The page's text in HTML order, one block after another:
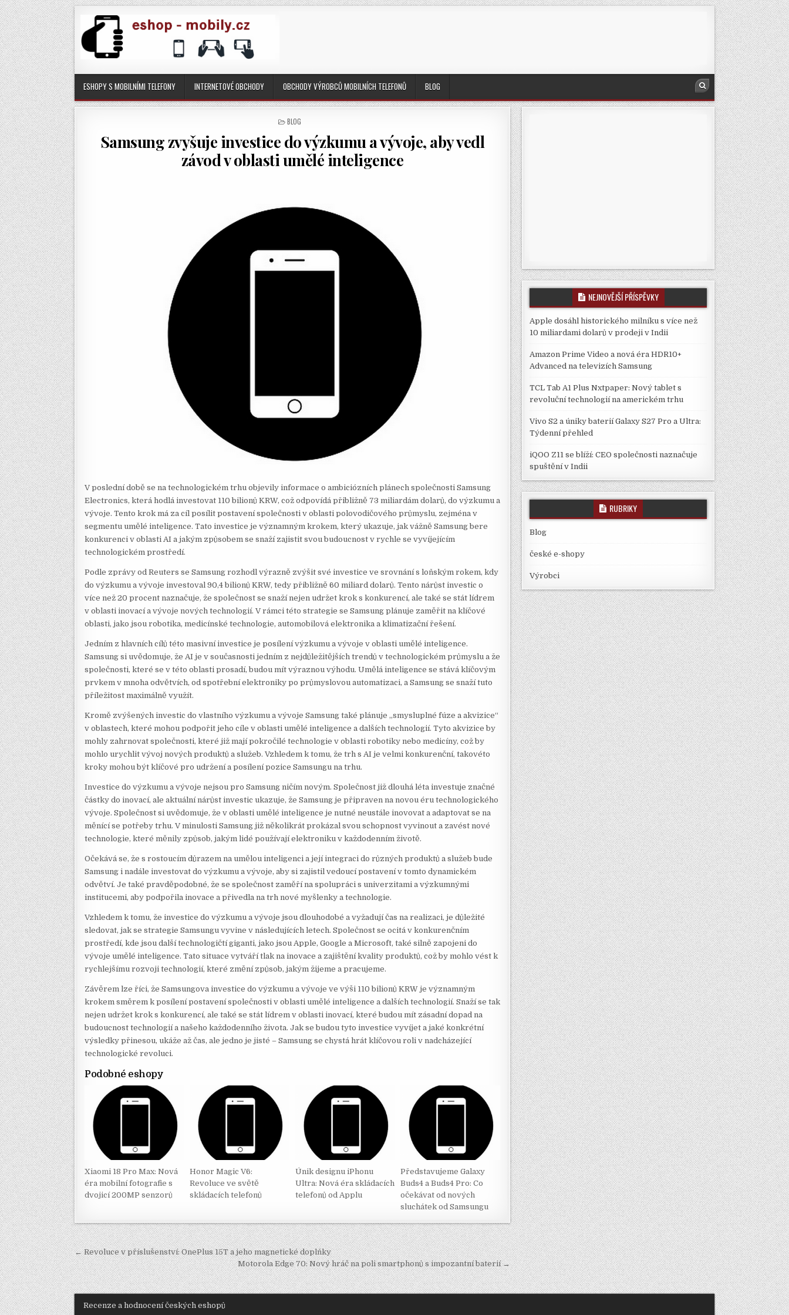
ESHOPY S MOBILNÍMI TELEFONY INTERNETOVÉ OBCHODY OBCHODY VÝROBCŮ MOBILNÍCH TELEFONŮ BLOG
POSTED
BLOG
Samsung zvyšuje investice do výzkumu a vývoje, aby vedl
závod v oblasti umělé inteligence
V poslední době se na technologickém trhu objevily informace o ambiciózních plánech společnosti Samsung
Electronics, která hodlá investovat 110 bilionů KRW, což odpovídá přibližně 73 miliardám dolarů, do výzkumu a
vývoje. Tento krok má za cíl posílit postavení společnosti v oblasti polovodičového průmyslu, zejména v
segmentu umělé inteligence. Tato investice je významným krokem, který ukazuje, jak vážně Samsung bere
konkurenci v oblasti AI a jakým způsobem se snaží zajistit svou budoucnost v rychle se vyvíjejícím
technologickém prostředí.
Podle zprávy od Reuters se Samsung rozhodl výrazně zvýšit své investice ve srovnání s loňským rokem, kdy
do výzkumu a vývoje investoval 90,4 bilionů KRW, tedy přibližně 60 miliard dolarů. Tento nárůst investic o
více než 20 procent naznačuje, že společnost se snaží nejen udržet krok s konkurencí, ale také se stát lídrem
v oblasti inovací a vývoje nových technologií. V rámci této strategie se Samsung plánuje zaměřit na klíčové
oblasti, jako jsou robotika, medicínské technologie, automobilová elektronika a klimatizační řešení.
Jedním z hlavních cílů této masivní investice je posílení výzkumu a vývoje v oblasti umělé inteligence.
Samsung si uvědomuje, že AI je v současnosti jedním z nejdůležitějších trendů v technologickém průmyslu a že
společnosti, které se v této oblasti prosadí, budou mít výraznou výhodu. Umělá inteligence se stává klíčovým
prvkem v mnoha odvětvích, od spotřební elektroniky po průmyslovou automatizaci, a Samsung se snaží tuto
příležitost maximálně využít.
Kromě zvýšených investic do vlastního výzkumu a vývoje Samsung také plánuje „smysluplné fúze a akvizice“
v oblastech, které mohou podpořit jeho cíle v oblasti umělé inteligence a dalších technologií. Tyto akvizice by
mohly zahrnovat společnosti, které již mají pokročilé technologie v oblasti robotiky nebo medicíny, což by
mohlo urychlit vývoj nových produktů a služeb. Vzhledem k tomu, že trh s AI je velmi konkurenční, takovéto
kroky mohou být klíčové pro udržení a posílení pozice Samsungu na trhu.
Investice do výzkumu a vývoje nejsou pro Samsung ničím novým. Společnost již dlouhá léta investuje značné
částky do inovací, ale aktuální nárůst investic ukazuje, že Samsung je připraven na novou éru technologického
vývoje. Společnost si uvědomuje, že v oblasti umělé inteligence je nutné neustále inovovat a adaptovat se na
měnící se potřeby trhu. V minulosti Samsung již několikrát prokázal svou schopnost vyvinout a zavést nové
technologie, které měnily způsob, jakým lidé používají elektroniku v každodenním životě.
Očekává se, že s rostoucím důrazem na umělou inteligenci a její integraci do různých produktů a služeb bude
Samsung i nadále investovat do výzkumu a vývoje, aby si zajistil vedoucí postavení v tomto dynamickém
odvětví. Je také pravděpodobné, že se společnost zaměří na spolupráci s univerzitami a výzkumnými
institucemi, aby podpořila inovace a přivedla na trh nové myšlenky a technologie.
Vzhledem k tomu, že investice do výzkumu a vývoje jsou dlouhodobé a vyžadují čas na realizaci, je důležité
sledovat, jak se strategie Samsungu vyvine v následujících letech. Společnost se ocitá v konkurenčním
prostředí, kde jsou další technologičtí giganti, jako jsou Apple, Google a Microsoft, také silně zapojeni do
vývoje umělé inteligence. Tato situace vytváří tlak na inovace a zajištění kvality produktů, což by mohlo vést k
rychlejšímu rozvoji technologií, které změní způsob, jakým žijeme a pracujeme.
Závěrem lze říci, že Samsungova investice do výzkumu a vývoje ve výši 110 bilionů KRW je významným
krokem směrem k posílení postavení společnosti v oblasti umělé inteligence a dalších technologií. Snaží se tak
nejen udržet krok s konkurencí, ale také se stát lídrem v oblasti inovací, které budou mít zásadní dopad na
budoucnost technologií a našeho každodenního života. Jak se budou tyto investice vyvíjet a jaké konkrétní
výsledky přinesou, ukáže až čas, ale jedno je jisté – Samsung se chystá hrát klíčovou roli v nadcházející
technologické revoluci.
Podobné eshopy
Xiaomi 18 Pro Max: Nová
éra mobilní fotografie s
dvojicí 200MP senzorů
Honor Magic V6:
Revoluce ve světě
skládacích telefonů
Únik designu iPhonu
Ultra: Nová éra skládacích
telefonů od Applu
Představujeme Galaxy
Buds4 a Buds4 Pro: Co
očekávat od nových
sluchátek od Samsungu
Navigace
pro
příspěvek
← Revoluce v příslušenství: OnePlus 15T a jeho magnetické doplňky
Motorola Edge 70: Nový hráč na poli smartphonů s impozantní baterií →
NEJNOVĚJŠÍ PŘÍSPĚVKY
Apple dosáhl historického milníku s více než
10 miliardami dolarů v prodeji v Indii
Amazon Prime Video a nová éra HDR10+
Advanced na televizích Samsung
TCL Tab A1 Plus Nxtpaper: Nový tablet s
revoluční technologií na americkém trhu
Vivo S2 a úniky baterií Galaxy S27 Pro a Ultra:
Týdenní přehled
iQOO Z11 se blíží: CEO společnosti naznačuje
spuštění v Indii
RUBRIKY
Blog
české e-shopy
Výrobci
Recenze a hodnocení českých eshopů